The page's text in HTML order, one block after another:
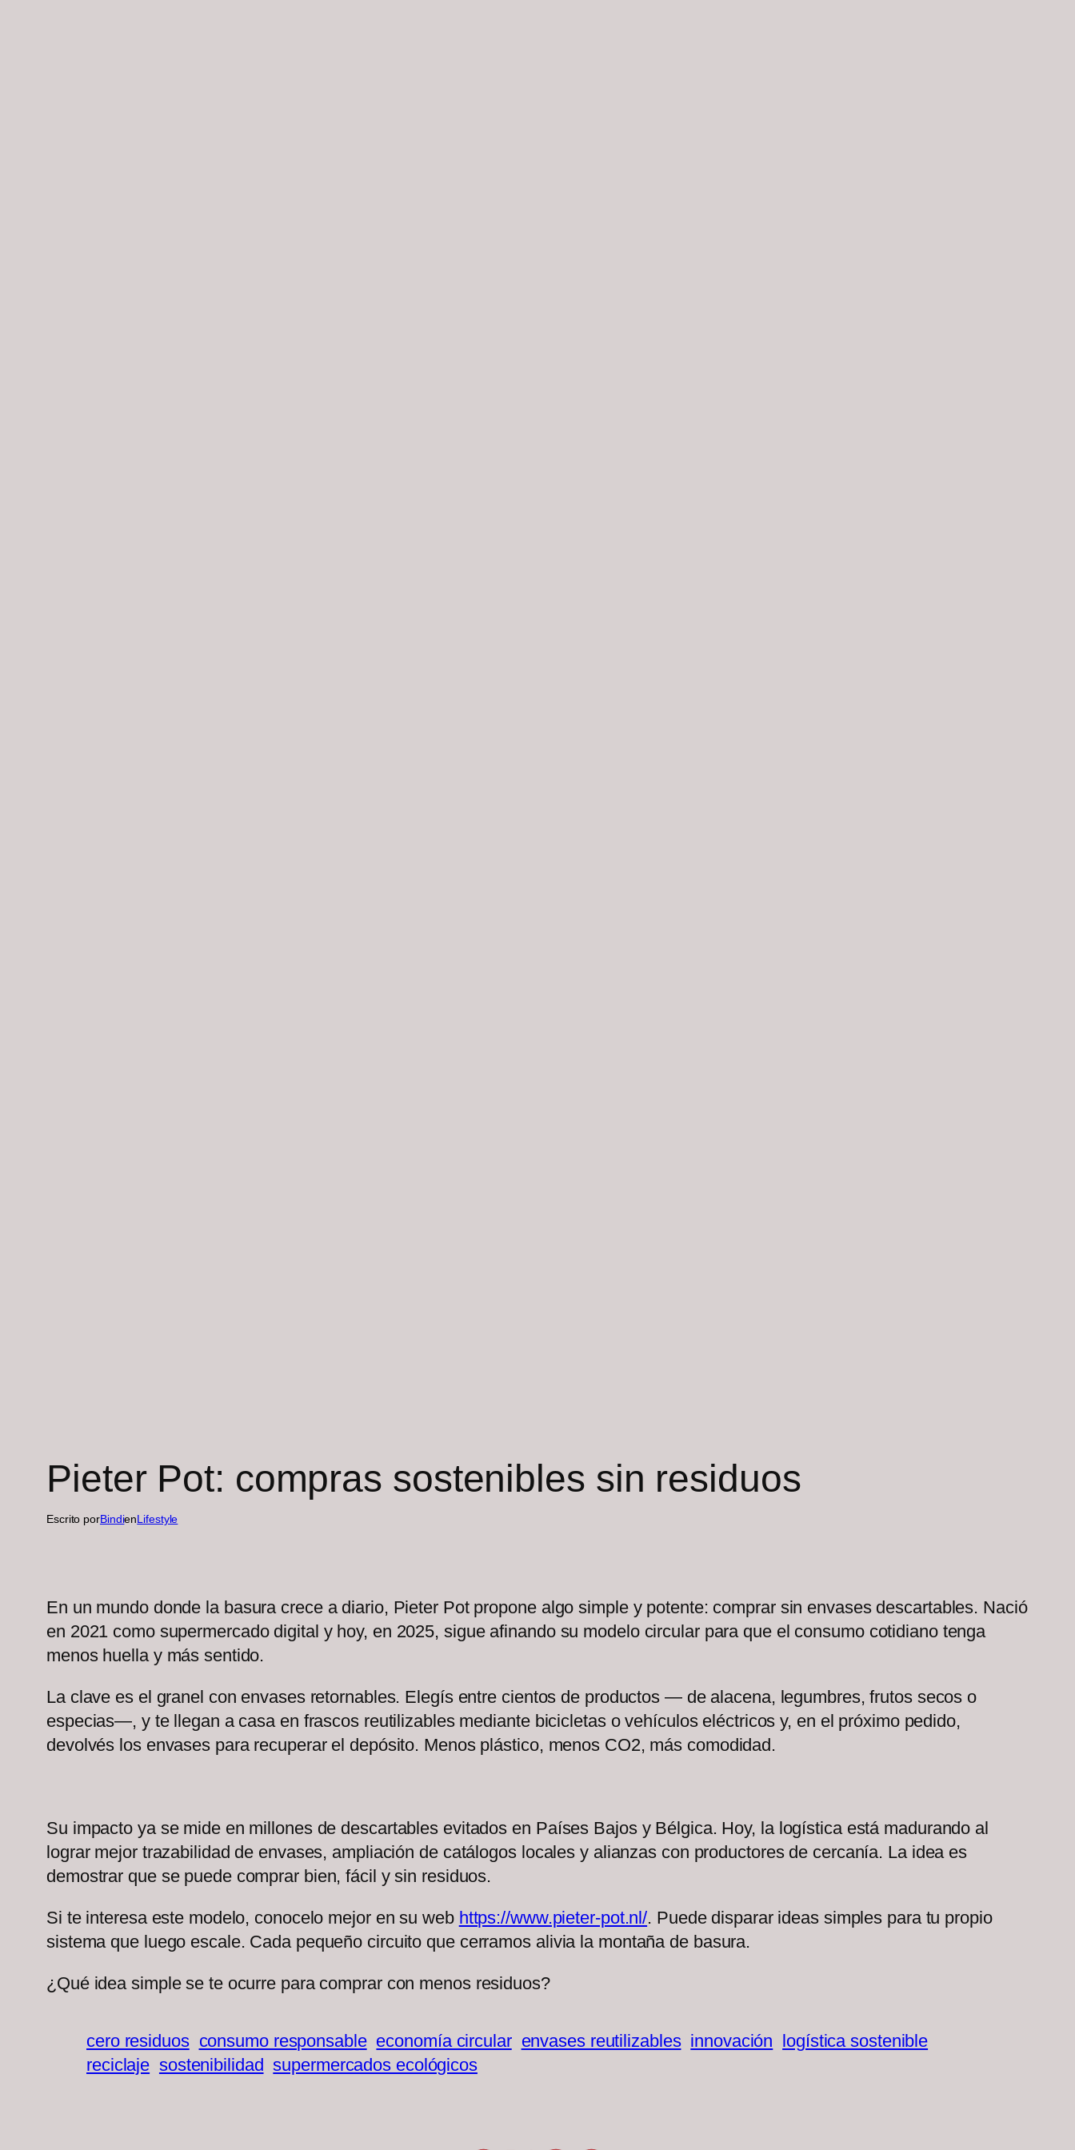
Pieter Pot: compras sostenibles sin residuos
Escrito porBindienLifestyle
En un mundo donde la basura crece a diario, Pieter Pot propone algo simple y potente: comprar sin envases descartables. Nació
en 2021 como supermercado digital y hoy, en 2025, sigue afinando su modelo circular para que el consumo cotidiano tenga
menos huella y más sentido.
La clave es el granel con envases retornables. Elegís entre cientos de productos — de alacena, legumbres, frutos secos o
especias—, y te llegan a casa en frascos reutilizables mediante bicicletas o vehículos eléctricos y, en el próximo pedido,
devolvés los envases para recuperar el depósito. Menos plástico, menos CO2, más comodidad.
Su impacto ya se mide en millones de descartables evitados en Países Bajos y Bélgica. Hoy, la logística está madurando al
lograr mejor trazabilidad de envases, ampliación de catálogos locales y alianzas con productores de cercanía. La idea es
demostrar que se puede comprar bien, fácil y sin residuos.
Si te interesa este modelo, conocelo mejor en su web https://www.pieter-pot.nl/. Puede disparar ideas simples para tu propio
sistema que luego escale. Cada pequeño circuito que cerramos alivia la montaña de basura.
¿Qué idea simple se te ocurre para comprar con menos residuos?
cero residuos consumo responsable economía circular envases reutilizables innovación logística sostenible
reciclaje sostenibilidad supermercados ecológicos